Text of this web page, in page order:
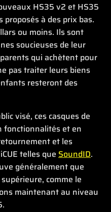
HS35 v2 et HS35
proposés à des prix bas.
ou moins. Ils sont
soucieuses de leur
qui achètent pour
pas traiter leurs biens
resteront des
visé, ces casques de
fonctionnalités et en
et les
telles que SoundID.
généralement que
comme le
maintenant au niveau